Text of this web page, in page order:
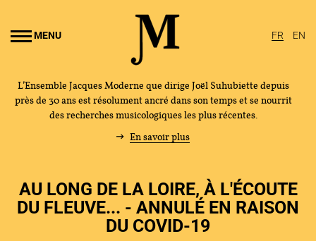
MENU FR EN
L’Ensemble Jacques Moderne que dirige Joël Suhubiette depuis
près de 30 ans est résolument ancré dans son temps et se nourrit
des recherches musicologiques les plus récentes.
En savoir plus
AU LONG DE LA LOIRE, À L'ÉCOUTE
DU FLEUVE... - ANNULÉ EN RAISON
DU COVID-19